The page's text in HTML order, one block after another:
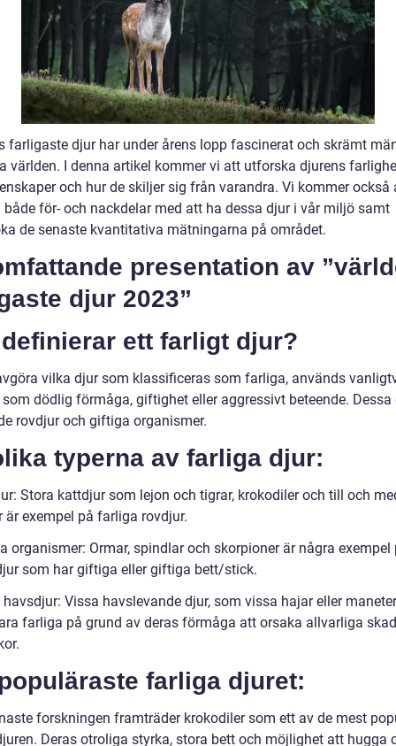
farligaste djur har under årens lopp fascinerat och skrämt
världen. I denna artikel kommer vi att utforska djurens
och hur de skiljer sig från varandra. Vi kommer också
både för- och nackdelar med att ha dessa djur i vår miljö samt
de senaste kvantitativa mätningarna på området.
presentation av
djur 2023”
definierar ett farligt djur?
vilka djur som klassificeras som farliga, används
dödlig förmåga, giftighet eller aggressivt beteende. Dessa
rovdjur och giftiga organismer.
typerna av farliga djur:
Stora kattdjur som lejon och tigrar, krokodiler och till och
är exempel på farliga rovdjur.
organismer: Ormar, spindlar och skorpioner är några exempel
som har giftiga eller giftiga bett/stick.
Vissa havslevande djur, som vissa hajar eller
farliga på grund av deras förmåga att orsaka allvarliga
farliga djuret:
forskningen framträder krokodiler som ett av de mest
Deras otroliga styrka, stora bett och möjlighet att hugga